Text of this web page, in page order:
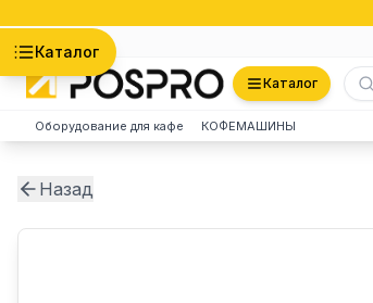
Каталог
Каталог
Оборудование для кафе КОФЕМАШИНЫ
Назад